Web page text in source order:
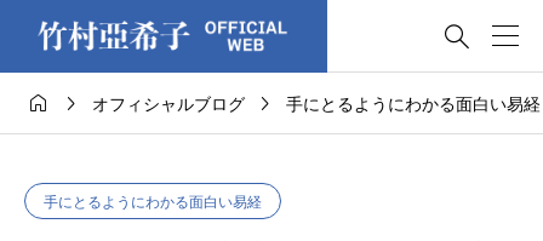

  オフィシャルブログ  手にとるようにわかる面白い易経
手にとるようにわかる面白い易経